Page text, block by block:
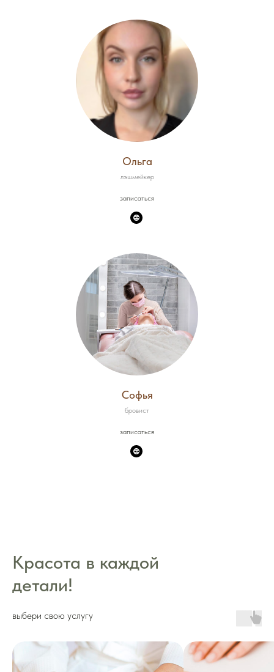
Ольга
лэшмейкер
записаться
Софья
бровист
записаться
Красота в каждой
детали!
выбери свою услугу